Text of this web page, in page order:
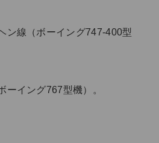
ン線（ボーイング747-400型
ーイング767型機）。